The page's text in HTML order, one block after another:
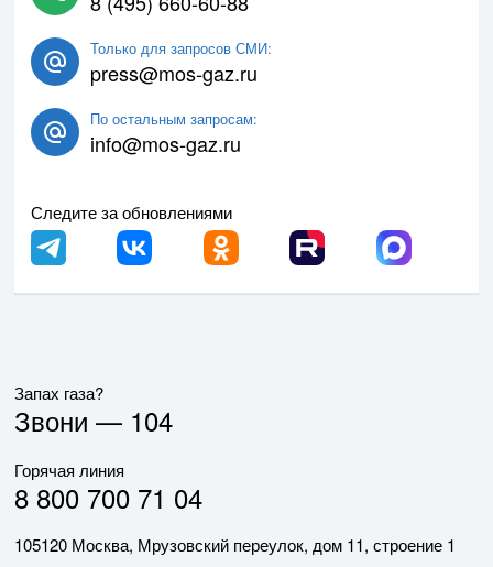
Только для запросов СМИ:
press@mos-gaz.ru
По остальным запросам:
info@mos-gaz.ru
Следите за обновлениями
Запах газа?
Звони — 104
Горячая линия
8 800 700 71 04
105120 Москва, Мрузовский переулок, дом 11, строение 1